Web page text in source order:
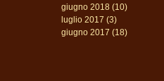
giugno 2018 (10)
luglio 2017 (3)
giugno 2017 (18)